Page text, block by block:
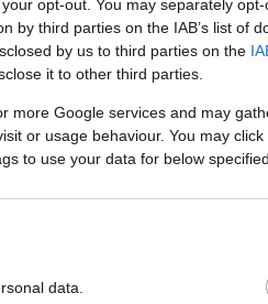
opt-out. You may separately
by third parties on the IAB’s list of
by us to third parties on the
it to other third parties.
more Google services and may
or usage behaviour. You may
to use your data for below
data.
που εμπλέκονται
έχουν καταγραφεί το
των πελατών του
ψευδώς ως